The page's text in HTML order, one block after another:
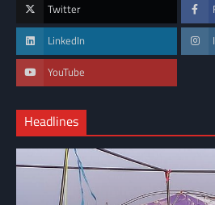
Twitter
LinkedIn
YouTube
Headlines